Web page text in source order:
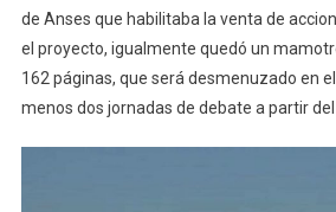
de Anses que habilitaba la venta de
el proyecto, igualmente quedó un
162 páginas, que será desmenuzado en
menos dos jornadas de debate a partir